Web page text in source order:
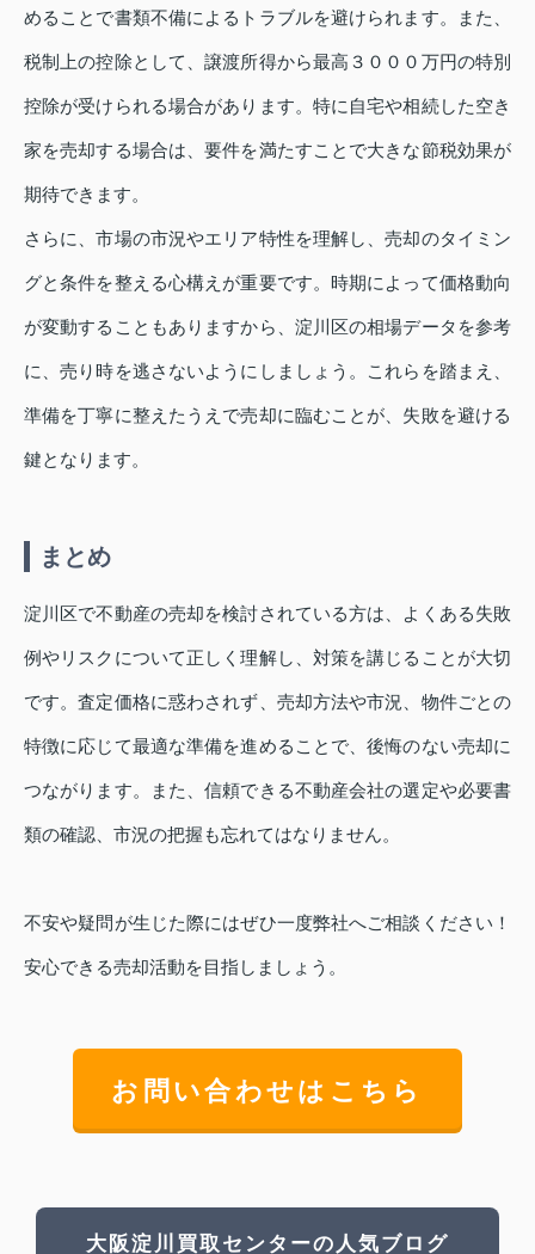
めることで書類不備によるトラブルを避けられます。また、
税制上の控除として、譲渡所得から最高３０００万円の特別
控除が受けられる場合があります。特に自宅や相続した空き
家を売却する場合は、要件を満たすことで大きな節税効果が
期待できます。
さらに、市場の市況やエリア特性を理解し、売却のタイミン
グと条件を整える心構えが重要です。時期によって価格動向
が変動することもありますから、淀川区の相場データを参考
に、売り時を逃さないようにしましょう。これらを踏まえ、
準備を丁寧に整えたうえで売却に臨むことが、失敗を避ける
鍵となります。
まとめ
淀川区で不動産の売却を検討されている方は、よくある失敗
例やリスクについて正しく理解し、対策を講じることが大切
です。査定価格に惑わされず、売却方法や市況、物件ごとの
特徴に応じて最適な準備を進めることで、後悔のない売却に
つながります。また、信頼できる不動産会社の選定や必要書
類の確認、市況の把握も忘れてはなりません。
不安や疑問が生じた際にはぜひ一度弊社へご相談ください！
安心できる売却活動を目指しましょう。
お問い合わせはこちら
大阪淀川買取センターの人気ブログ